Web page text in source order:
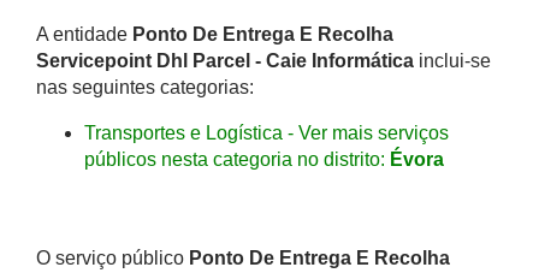
A entidade Ponto De Entrega E Recolha
Servicepoint Dhl Parcel - Caie Informática inclui-se
nas seguintes categorias:
Transportes e Logística - Ver mais serviços
públicos nesta categoria no distrito: Évora
O serviço público Ponto De Entrega E Recolha